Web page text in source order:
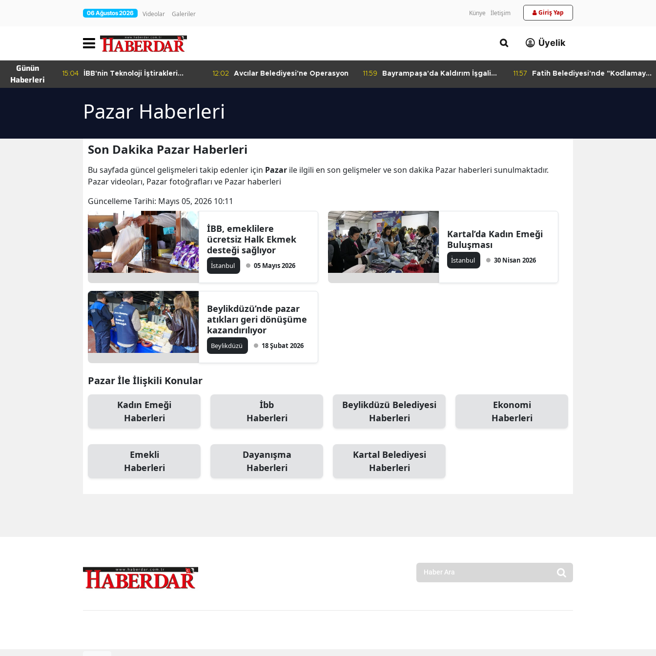
06 Ağustos 2026 Videolar Galeriler Künye İletişim Giriş Yap
Üyelik
Günün
Haberleri
Bamyası
15:04
İBB'nin Teknoloji İştirakleri
12:02 Avcılar Belediyesi'ne Operasyon 11:59
Bayrampaşa'da Kaldırım İşgali
11:57
Fatih Belediyesi'nde "Kodlamaya
Pazar Haberleri
Son Dakika Pazar Haberleri
Bu sayfada güncel gelişmeleri takip edenler için Pazar ile ilgili en son gelişmeler ve son dakika Pazar haberleri sunulmaktadır.
Pazar videoları, Pazar fotoğrafları ve Pazar haberleri
Güncelleme Tarihi: Mayıs 05, 2026 10:11
İBB, emeklilere
ücretsiz Halk Ekmek
desteği sağlıyor
İ̇stanbul 05 Mayıs 2026
Kartal’da Kadın Emeği
Buluşması
İ̇stanbul 30 Nisan 2026
Beylikdüzü’nde pazar
atıkları geri dönüşüme
kazandırılıyor
Beylikdüzü 18 Şubat 2026
Pazar İle İlişkili Konular
Kadın Emeği
Haberleri
İbb
Haberleri
Beylikdüzü Belediyesi
Haberleri
Ekonomi
Haberleri
Emekli
Haberleri
Dayanışma
Haberleri
Kartal Belediyesi
Haberleri